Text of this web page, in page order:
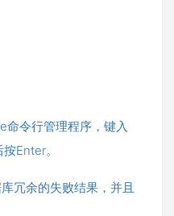
命令行管理程序，键入
Enter。
冗余的失败结果，并且